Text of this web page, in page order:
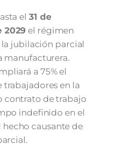
el 31 de
2029 el régimen
jubilación parcial
manufacturera.
a 75% el
trabajadores en la
contrato de trabajo
indefinido en el
causante de